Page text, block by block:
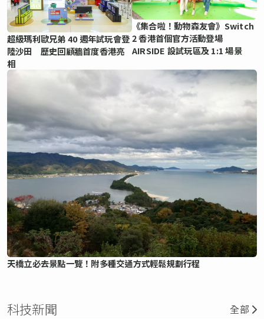
超級瑪利歐兄弟 40 週年試玩會登
陸沙田 歷史回顧牆首度香港亮
相
《集合啦！動物森友會》Switch
2 香港首個官方活動登場
AIRSIDE 設試玩區及 1:1 場景
天橋立必去景點一覽！附多種交通方式輕鬆規劃行程
科技新聞 全部